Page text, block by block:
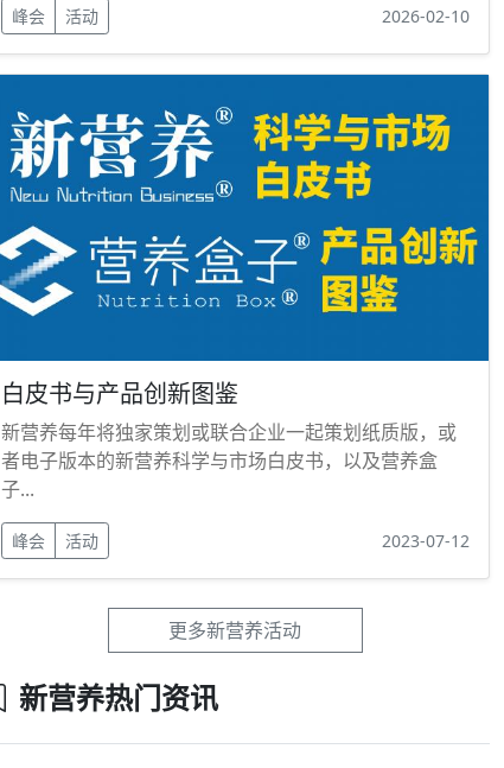
峰会 活动 2026-02-10
白皮书与产品创新图鉴
新营养每年将独家策划或联合企业一起策划纸质版，或
者电子版本的新营养科学与市场白皮书，以及营养盒
子...
峰会 活动 2023-07-12
更多新营养活动
新营养热门资讯